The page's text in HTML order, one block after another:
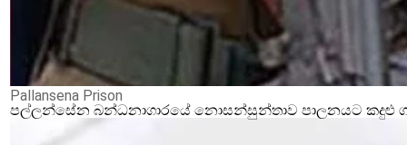
Pallansena Prison
පල්ලන්සේන බන්ධනාගාරයේ නොසන්සුන්තාව පාලනයට කදුළු